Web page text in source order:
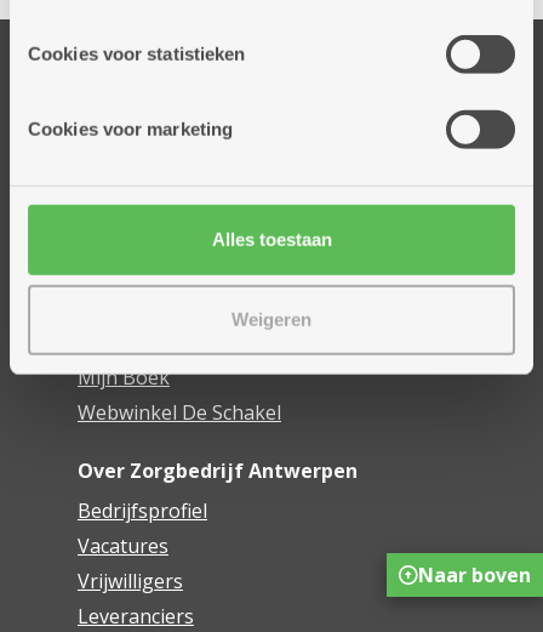
partners kunnen deze gegevens combineren met andere
Cookies voor statistieken
Cookies voor marketing
Alles toestaan
Weigeren
Onze diensten
Dienstencentra
Woonzorgcentra
Financieel comfort
Mijn Zorgbedrijf
Mijn Boek
Webwinkel De Schakel
Over Zorgbedrijf Antwerpen
Bedrijfsprofiel
Vacatures
Vrijwilligers
Leveranciers
Naar boven